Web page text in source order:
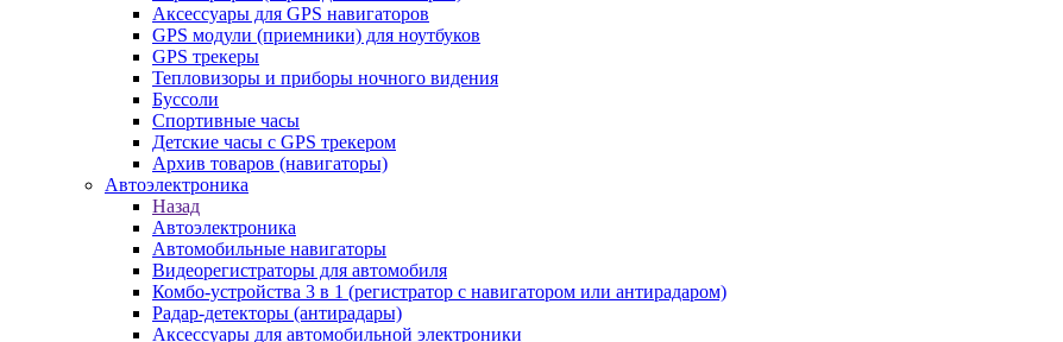
Аксессуары для GPS навигаторов
GPS модули (приемники) для ноутбуков
GPS трекеры
Тепловизоры и приборы ночного видения
Буссоли
Спортивные часы
Детские часы с GPS трекером
Архив товаров (навигаторы)
Автоэлектроника
Назад
Автоэлектроника
Автомобильные навигаторы
Видеорегистраторы для автомобиля
Комбо-устройства 3 в 1 (регистратор с навигатором или антирадаром)
Радар-детекторы (антирадары)
Аксессуары для автомобильной электроники